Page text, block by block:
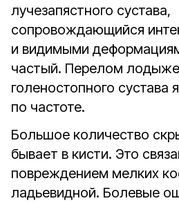
лучезапястного сустава,
сопровождающийся
и видимыми
частый. Перелом
голеностопного сустава
по частоте.
Большое количество
бывает в кисти. Это
повреждением мелких
ладьевидной. Болевые